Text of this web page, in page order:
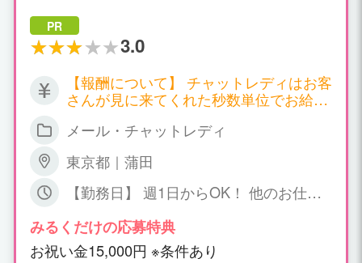
PR
3.0
【報酬について】 チャットレディはお客
さんが見に来てくれた秒数単位でお給料
に報酬も違ってくるのですが、以下一例
2,700円～7,200円 ▼ツーショットチャッ
ト 時給 2,700円～4,500円 ▼パーティ
ーチャット 時給 1,800円～（＊一人の
お客様と話する場合） 同時に会話するお
客様が増えれば増える程、時給ＵＰ！ 平
均で時給3,000円以上、5,000円以上の方
メール・チャットレディ
東京都｜蒲田
【勤務日】 週1日からOK！ 他のお仕事
深夜、短時間でもOK! ご相談下さい
みるくだけの応募特典
お祝い金15,000円 ※条件あり